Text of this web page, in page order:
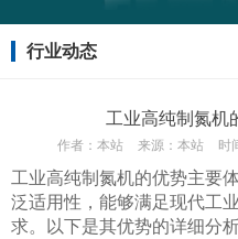
行业动态
工业高纯制氮机
作者： 本站 来源： 本站 时
工业高纯制氮机的优势主要
泛适用性，能够满足现代工
求。以下是其优势的详细分析